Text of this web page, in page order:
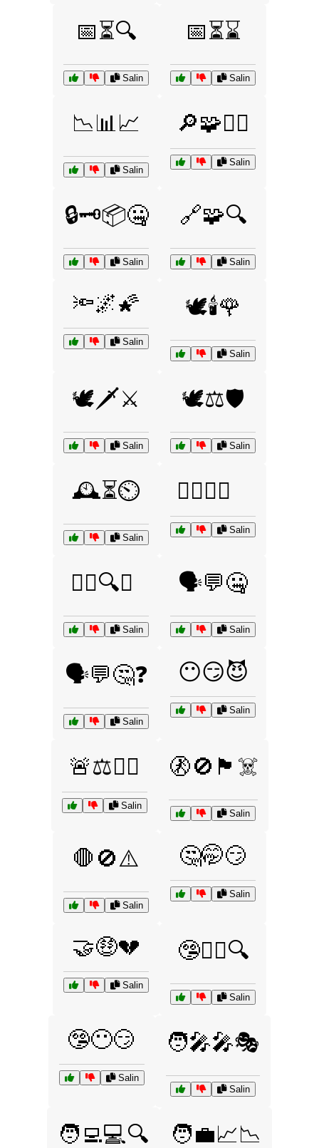
📅⏳🔍
Salin
📅⏳⌛
Salin
📉📊📈
Salin
🔎🧩🕵️‍♂️
Salin
🔒🗝️📦🤐
Salin
🔗🧩🔍
Salin
🔦🌌🌠
Salin
🕊️🕯️🌹
Salin
🕊️🗡️⚔️
Salin
🕊️⚖️🛡️
Salin
🕰️⏳⏲️
Salin
🕵️‍♀️🔎📖
Salin
🕵️‍♂️🔍🤥
Salin
🗣️💬🤐
Salin
🗣️💬🤔❓
Salin
😶😏😈
Salin
🚨⚖️👮‍♂️
Salin
🚷🚫🏴‍☠️
Salin
🛑🚫⚠️
Salin
🤔🤭😏
Salin
🤝🤑💔
Salin
🤥🕵️‍♂️🔍
Salin
🤥😶😏
Salin
🧑‍🎤🎤🎭
Salin
🧑‍💻💻🔍 🧑‍💼📈📉